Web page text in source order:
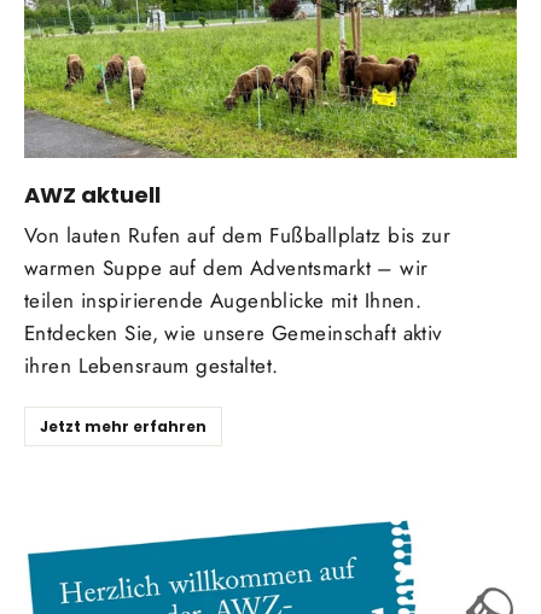
AWZ aktuell
Von lauten Rufen auf dem Fußballplatz bis zur
warmen Suppe auf dem Adventsmarkt – wir
teilen inspirierende Augenblicke mit Ihnen.
Entdecken Sie, wie unsere Gemeinschaft aktiv
ihren Lebensraum gestaltet.
Jetzt mehr erfahren